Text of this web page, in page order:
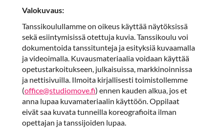
Valokuvaus:
Tanssikoulullamme on oikeus käyttää näytöksissä
sekä esiintymisissä otettuja kuvia. Tanssikoulu voi
dokumentoida tanssitunteja ja esityksiä kuvaamalla
ja videoimalla. Kuvausmateriaalia voidaan käyttää
opetustarkoitukseen, julkaisuissa, markkinoinnissa
ja nettisivuilla. Ilmoita kirjallisesti toimistollemme
(office@studiomove.fi) ennen kauden alkua, jos et
anna lupaa kuvamateriaalin käyttöön. Oppilaat
eivät saa kuvata tunneilla koreografioita ilman
opettajan ja tanssijoiden lupaa.